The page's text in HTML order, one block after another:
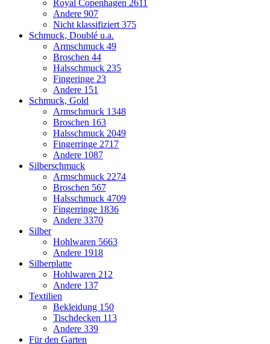
Royal Copenhagen 2611
Andere 907
Nicht klassifiziert 375
Schmuck, Doublé u.a.
Armschmuck 49
Broschen 44
Halsschmuck 235
Fingeringe 23
Andere 151
Schmuck, Gold
Armschmuck 1348
Broschen 163
Halsschmuck 2049
Fingerringe 2717
Andere 1087
Silberschmuck
Armschmuck 2274
Broschen 567
Halsschmuck 4709
Fingerringe 1836
Andere 3370
Silber
Hohlwaren 5663
Andere 1918
Silberplatte
Hohlwaren 212
Andere 137
Textilien
Bekleidung 150
Tischdecken 113
Andere 339
Für den Garten